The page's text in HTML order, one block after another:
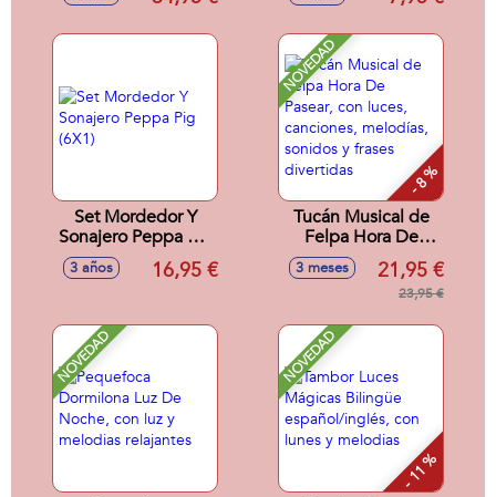
Set Mordedor Y
Sonajero Peppa Pig
(6X1)
3 años 16,95 €
NOVEDAD
- 8 %
Tucán Musical de
Felpa Hora De
Pasear, con luces,
canciones,
melodías, sonidos y
3 meses 21,95 €
23,95 €
NOVEDAD NOVEDAD
- 11 %